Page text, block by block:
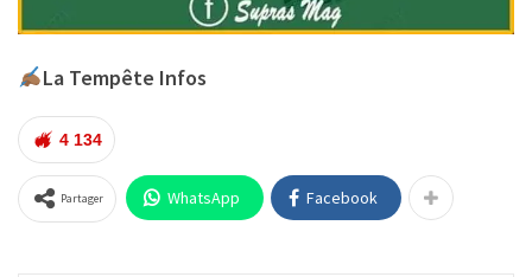
La Tempête Infos
4 134
Partager WhatsApp Facebook